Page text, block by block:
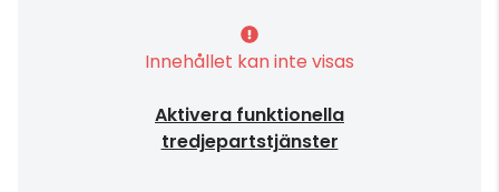
Innehållet kan inte visas
Aktivera funktionella
tredjepartstjänster